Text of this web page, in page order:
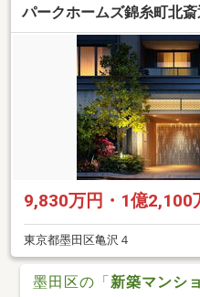
パークホームズ錦糸町北
9,830万円・1億2,100
東京都墨田区亀沢４
墨田区の「 新築マンシ